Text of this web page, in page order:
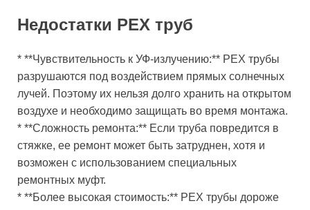
Недостатки PEX труб
* **Чувствительность к УФ-излучению:** PEX трубы
разрушаются под воздействием прямых солнечных
лучей. Поэтому их нельзя долго хранить на открытом
воздухе и необходимо защищать во время монтажа.
* **Сложность ремонта:** Если труба повредится в
стяжке, ее ремонт может быть затруднен, хотя и
возможен с использованием специальных
ремонтных муфт.
* **Более высокая стоимость:** PEX трубы дороже